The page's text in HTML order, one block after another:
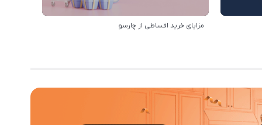
مزایای خرید اقساطی از چارسو